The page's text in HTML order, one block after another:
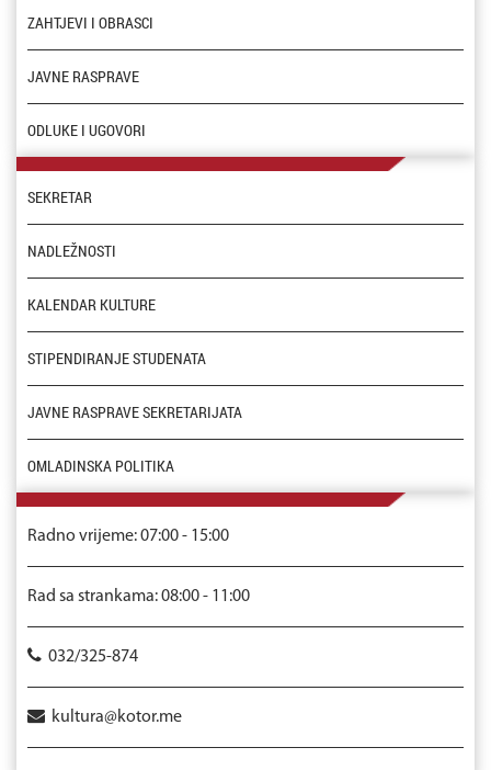
ZAHTJEVI I OBRASCI
JAVNE RASPRAVE
ODLUKE I UGOVORI
SEKRETAR
NADLEŽNOSTI
KALENDAR KULTURE
STIPENDIRANJE STUDENATA
JAVNE RASPRAVE SEKRETARIJATA
OMLADINSKA POLITIKA
Radno vrijeme: 07:00 - 15:00
Rad sa strankama: 08:00 - 11:00
032/325-874
kultura@kotor.me